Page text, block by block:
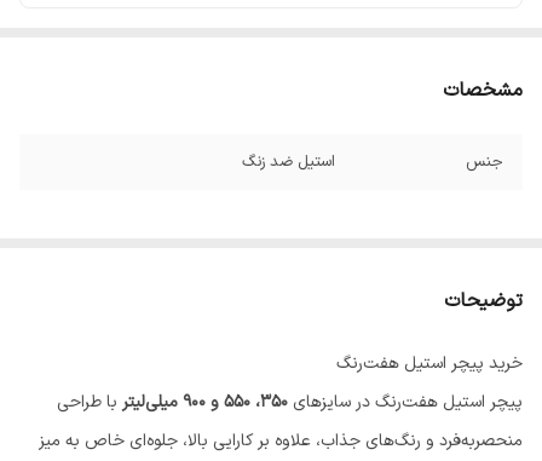
مشخصات
جنس استیل ضد زنگ
توضیحات
خرید پیچر استیل هفت‌رنگ
پیچر استیل هفت‌رنگ در سایزهای ۳۵۰، ۵۵۰ و ۹۰۰ میلی‌لیتر
با طراحی
منحصربه‌فرد و رنگ‌های جذاب، علاوه بر کارایی بالا، جلوه‌ای خاص به میز